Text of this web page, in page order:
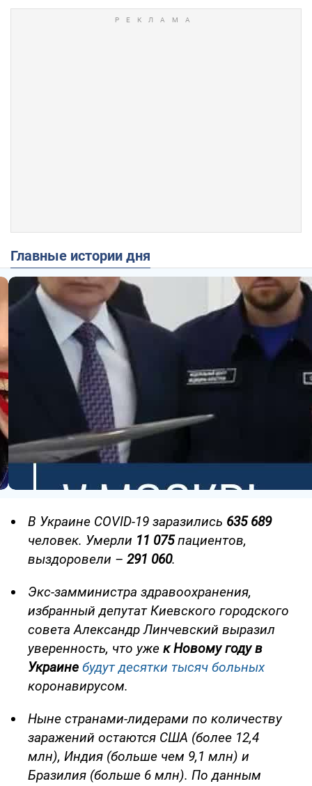
Главные истории дня
В Украине COVID-19 заразились 635 689
человек. Умерли 11 075пациентов,
выздоровели – 291 060.
Экс-замминистра здравоохранения,
избранный депутат Киевского городского
совета Александр Линчевский выразил
уверенность, что уже к Новому году в
Украине будут десятки тысяч больных
коронавирусом.
Ныне странами-лидерами по количеству
заражений остаются США (более 12,4
млн), Индия (больше чем 9,1 млн) и
Бразилия (больше 6 млн). По данным